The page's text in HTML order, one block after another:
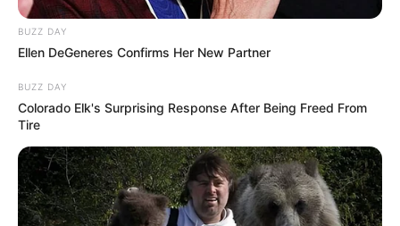
Jerry Yu sebagai Zhan Yue
Meng En sebagai Kaisar
Cui Bin Bin sebagai Tie Niu
Yue Yang sebagai Shen Qian
Karina Zhao sebagai Nyonya
Zhang Zi Jian sebagai Qin Zu Ze
Zhang Zi Han
BUZZ DAY
Ellen DeGeneres Confirms Her New Partner
BUZZ DAY
Colorado Elk's Surprising Response After Being Freed From
Tire